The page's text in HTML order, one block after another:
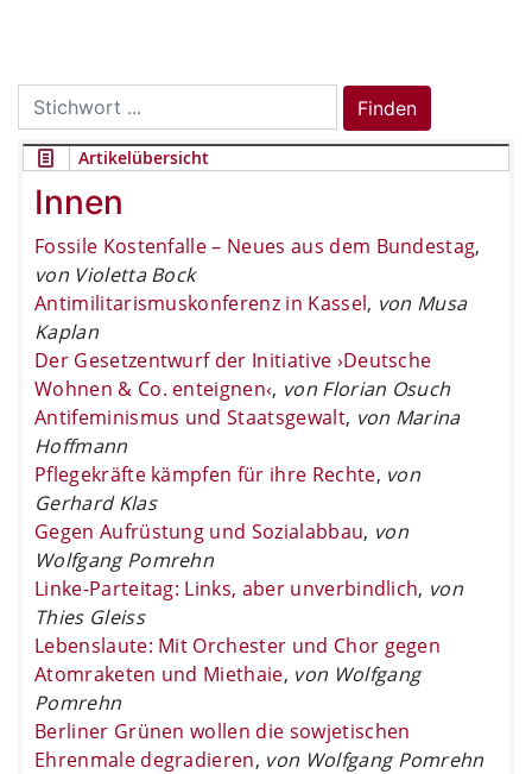
Search
for:
Finden
Artikelübersicht
Innen
Fossile Kostenfalle – Neues aus dem Bundestag,
von Violetta Bock
Antimilitarismuskonferenz in Kassel, von Musa
Kaplan
Der Gesetzentwurf der Initiative ›Deutsche
Wohnen & Co. enteignen‹, von Florian Osuch
Antifeminismus und Staatsgewalt, von Marina
Hoffmann
Pflegekräfte kämpfen für ihre Rechte, von
Gerhard Klas
Gegen Aufrüstung und Sozialabbau, von
Wolfgang Pomrehn
Linke-Parteitag: Links, aber unverbindlich, von
Thies Gleiss
Lebenslaute: Mit Orchester und Chor gegen
Atomraketen und Miethaie, von Wolfgang
Pomrehn
Berliner Grünen wollen die sowjetischen
Ehrenmale degradieren, von Wolfgang Pomrehn